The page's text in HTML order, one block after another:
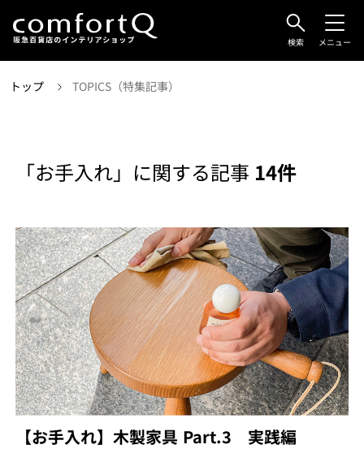
検索 メニュー
トップ TOPICS（特集記事）
「お手入れ」に関する記事 14件
【お手入れ】木製家具 Part.3 実践編